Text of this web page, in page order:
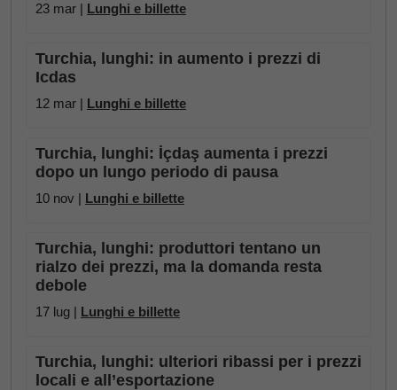
23 mar | Lunghi e billette
Turchia, lunghi: in aumento i prezzi di
Icdas
12 mar | Lunghi e billette
Turchia, lunghi: İçdaş aumenta i prezzi
dopo un lungo periodo di pausa
10 nov | Lunghi e billette
Turchia, lunghi: produttori tentano un
rialzo dei prezzi, ma la domanda resta
debole
17 lug | Lunghi e billette
Turchia, lunghi: ulteriori ribassi per i prezzi
locali e all’esportazione